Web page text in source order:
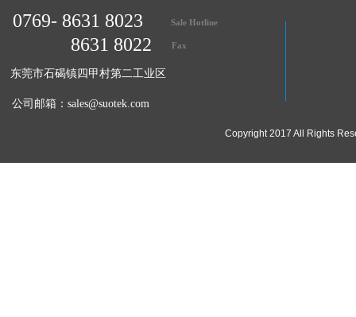
0769- 8631 8023 Sale Hotline
8631 8022 Fax
东莞市石碣镇四甲村第二工业区
公司邮箱： sales@suotek.com
Copyright 2017 All Rights